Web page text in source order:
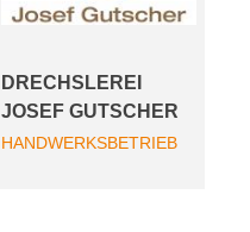
DRECHSLEREI
JOSEF GUTSCHER
HANDWERKSBETRIEB